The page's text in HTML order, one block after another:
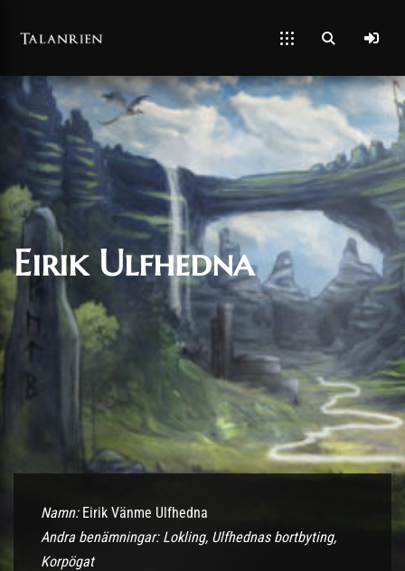
Eirik Ulfhedna
13/01/2023
Namn: Eirik Vänme Ulfhedna
Andra benämningar: Lokling, Ulfhednas bortbyting,
Korpögat